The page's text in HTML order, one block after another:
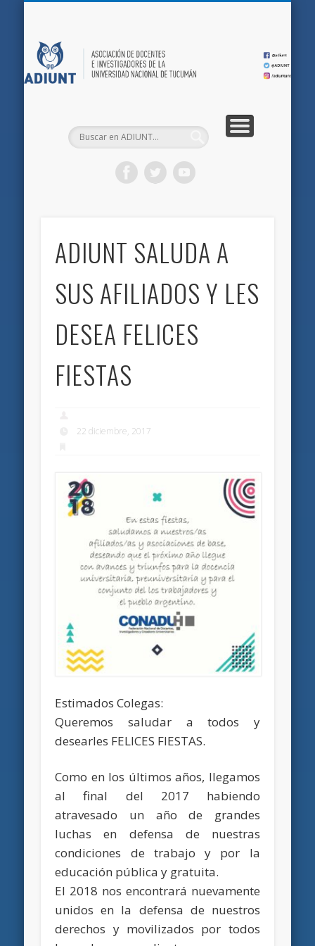
ADIUNT SALUDA A
SUS AFILIADOS Y LES
DESEA FELICES
FIESTAS
22 diciembre, 2017
Estimados Colegas:
Queremos saludar a todos y
desearles FELICES FIESTAS.
Como en los últimos años, llegamos
al final del 2017 habiendo
atravesado un año de grandes
luchas en defensa de nuestras
condiciones de trabajo y por la
educación pública y gratuita.
El 2018 nos encontrará nuevamente
unidos en la defensa de nuestros
derechos y movilizados por todos